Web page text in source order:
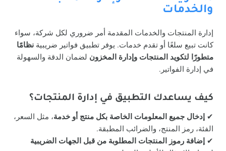
والخدمات
إدارة المنتجات والخدمات المقدمة أمر ضروري لكل شركة، سواء
كانت تبيع سلعًا أو تقدم خدمات. يوفر تطبيق فواتير ضريبية نظامًا
متطورًا لتكويد المنتجات وإدارة المخزون لضمان الدقة والسهولة
في إدارة الفواتير.
كيف يساعدك التطبيق في إدارة المنتجات؟
✔ إدخال جميع المعلومات الخاصة بكل منتج أو خدمة، مثل السعر،
الفئة، رمز المنتج، والضرائب المطبقة.
✔ إضافة رموز المنتجات المطلوبة من قبل الجهات الضريبية